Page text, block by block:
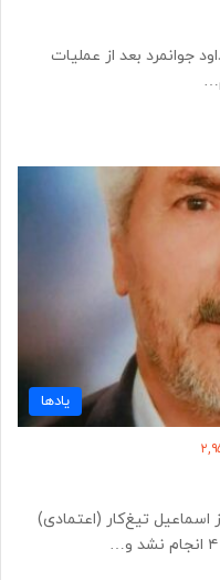
شهید داود جوانمرد بعد از عملیات
یادها
اسماعیل تیغ‌کار (اعتمادی)